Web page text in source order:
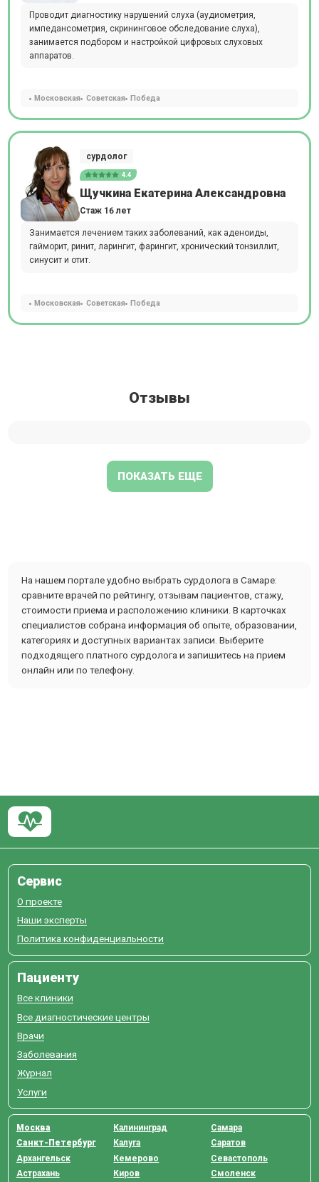
Проводит диагностику нарушений слуха (аудиометрия,
импедансометрия, скрининговое обследование слуха),
занимается подбором и настройкой цифровых слуховых
аппаратов.
Московская Советская Победа
сурдолог
4.4
Щучкина Екатерина Александровна
Стаж 16 лет
Занимается лечением таких заболеваний, как аденоиды,
гайморит, ринит, ларингит, фарингит, хронический тонзиллит,
синусит и отит.
Московская Советская Победа
Отзывы
ПОКАЗАТЬ ЕЩЕ
На нашем портале удобно выбрать сурдолога в Самаре:
сравните врачей по рейтингу, отзывам пациентов, стажу,
стоимости приема и расположению клиники. В карточках
специалистов собрана информация об опыте, образовании,
категориях и доступных вариантах записи. Выберите
подходящего платного сурдолога и запишитесь на прием
онлайн или по телефону.
Сервис
О проекте
Наши эксперты
Политика конфиденциальности
Пациенту
Все клиники
Все диагностические центры
Врачи
Заболевания
Журнал
Услуги
Москва
Санкт-Петербург
Архангельск
Астрахань
Калининград
Калуга
Кемерово
Киров
Самара
Саратов
Севастополь
Смоленск